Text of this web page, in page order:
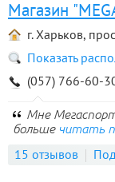
Магазин
г. Харьков,
Показать
(057) 766-60-
Мне
больше читать
15 отзывов